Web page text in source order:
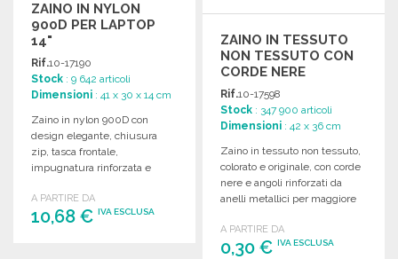
ZAINO IN NYLON
900D PER LAPTOP
14"
Rif.10-17190
Stock : 9 642 articoli
Dimensioni : 41 x 30 x 14 cm
Zaino in nylon 900D con
design elegante, chiusura
zip, tasca frontale,
impugnatura rinforzata e
fino a 14 pollici.
A PARTIRE DA
10,68 € IVA ESCLUSA
ZAINO IN TESSUTO
NON TESSUTO CON
CORDE NERE
Rif.10-17598
Stock : 347 900 articoli
Dimensioni : 42 x 36 cm
Zaino in tessuto non tessuto,
colorato e originale, con corde
nere e angoli rinforzati da
anelli metallici per maggiore
A PARTIRE DA
0,30 €IVA ESCLUSA